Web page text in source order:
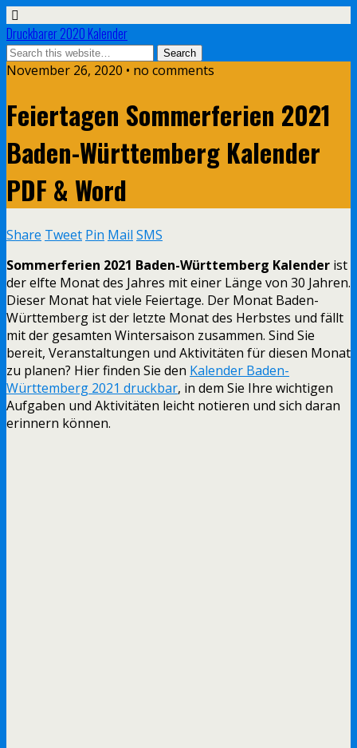
Druckbarer 2020 Kalender
November 26, 2020 • no comments
Feiertagen Sommerferien 2021
Baden-Württemberg Kalender
PDF & Word
Share Tweet Pin Mail SMS
Sommerferien 2021 Baden-Württemberg Kalender ist
der elfte Monat des Jahres mit einer Länge von 30 Jahren.
Dieser Monat hat viele Feiertage. Der Monat Baden-
Württemberg ist der letzte Monat des Herbstes und fällt
mit der gesamten Wintersaison zusammen. Sind Sie
bereit, Veranstaltungen und Aktivitäten für diesen Monat
zu planen? Hier finden Sie den Kalender Baden-
Württemberg 2021 druckbar, in dem Sie Ihre wichtigen
Aufgaben und Aktivitäten leicht notieren und sich daran
erinnern können.